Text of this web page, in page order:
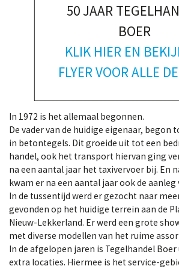
50 JAAR
BOER
KLIK HIER EN
FLYER VOOR ALLE
In 1972 is het allemaal begonnen.
De vader van de huidige eigenaar, begon
in betontegels. Dit groeide uit tot een
handel, ook het transport hiervan ging
na een aantal jaar het taxivervoer bij. En
kwam er na een aantal jaar ook de
In de tussentijd werd er gezocht naar
gevonden op het huidige terrein aan de
Nieuw-Lekkerland. Er werd een grote
met diverse modellen van het ruime
In de afgelopen jaren is Tegelhandel
extra locaties. Hiermee is het service-